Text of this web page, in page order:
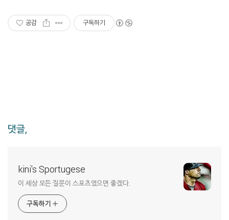
공감 구독하기
댓글,
kini's Sportugese
이 세상 모든 질문이 스포츠였으면 좋겠다.
구독하기